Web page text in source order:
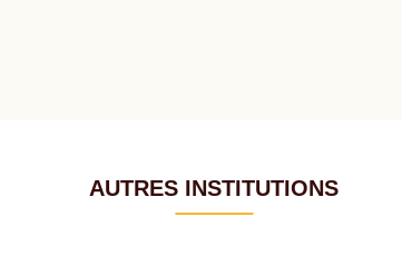
AUTRES INSTITUTIONS